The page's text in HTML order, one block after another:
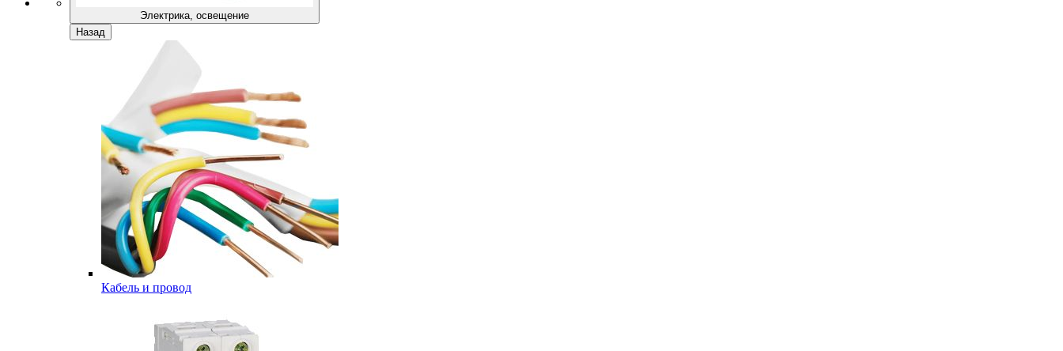
Электрика, освещение
Назад
Кабель и провод